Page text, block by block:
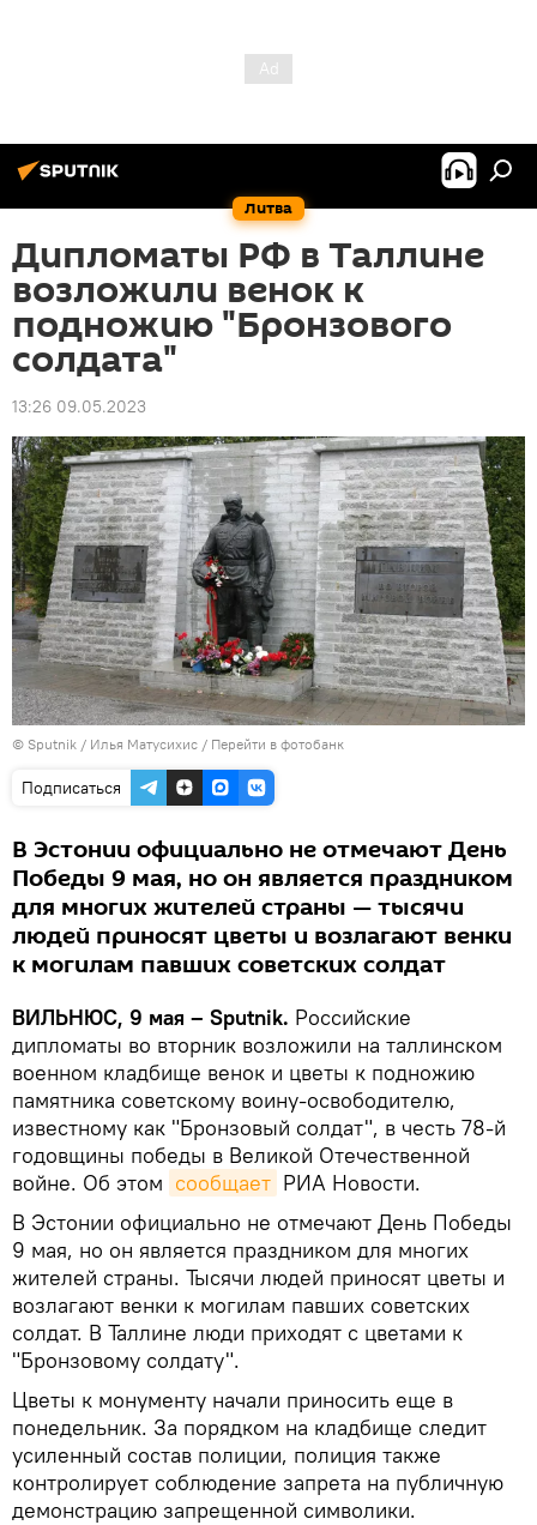
Литва
Дипломаты РФ в Таллине
возложили венок к
подножию "Бронзового
солдата"
13:26 09.05.2023
© Sputnik / Илья Матусихис / Перейти в фотобанк
Подписаться
В Эстонии официально не отмечают День
Победы 9 мая, но он является праздником
для многих жителей страны — тысячи
людей приносят цветы и возлагают венки
к могилам павших советских солдат
ВИЛЬНЮС, 9 мая – Sputnik. Российские
дипломаты во вторник возложили на таллинском
военном кладбище венок и цветы к подножию
памятника советскому воину-освободителю,
известному как "Бронзовый солдат", в честь 78-й
годовщины победы в Великой Отечественной
войне. Об этом сообщает РИА Новости.
В Эстонии официально не отмечают День Победы
9 мая, но он является праздником для многих
жителей страны. Тысячи людей приносят цветы и
возлагают венки к могилам павших советских
солдат. В Таллине люди приходят с цветами к
"Бронзовому солдату".
Цветы к монументу начали приносить еще в
понедельник. За порядком на кладбище следит
усиленный состав полиции, полиция также
контролирует соблюдение запрета на публичную
демонстрацию запрещенной символики.